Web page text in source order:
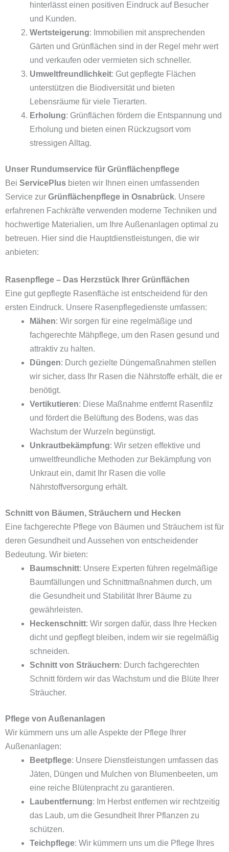
hinterlässt einen positiven Eindruck auf Besucher
und Kunden.
Wertsteigerung: Immobilien mit ansprechenden
Gärten und Grünflächen sind in der Regel mehr wert
und verkaufen oder vermieten sich schneller.
Umweltfreundlichkeit: Gut gepflegte Flächen
unterstützen die Biodiversität und bieten
Lebensräume für viele Tierarten.
Erholung: Grünflächen fördern die Entspannung und
Erholung und bieten einen Rückzugsort vom
stressigen Alltag.
Unser Rundumservice für Grünflächenpflege
Bei ServicePlus bieten wir Ihnen einen umfassenden
Service zur Grünflächenpflege in Osnabrück. Unsere
erfahrenen Fachkräfte verwenden moderne Techniken und
hochwertige Materialien, um Ihre Außenanlagen optimal zu
betreuen. Hier sind die Hauptdienstleistungen, die wir
anbieten:
Rasenpflege – Das Herzstück Ihrer Grünflächen
Eine gut gepflegte Rasenfläche ist entscheidend für den
ersten Eindruck. Unsere Rasenpflegedienste umfassen:
Mähen: Wir sorgen für eine regelmäßige und
fachgerechte Mähpflege, um den Rasen gesund und
attraktiv zu halten.
Düngen: Durch gezielte Düngemaßnahmen stellen
wir sicher, dass Ihr Rasen die Nährstoffe erhält, die er
benötigt.
Vertikutieren: Diese Maßnahme entfernt Rasenfilz
und fördert die Belüftung des Bodens, was das
Wachstum der Wurzeln begünstigt.
Unkrautbekämpfung: Wir setzen effektive und
umweltfreundliche Methoden zur Bekämpfung von
Unkraut ein, damit Ihr Rasen die volle
Nährstoffversorgung erhält.
Schnitt von Bäumen, Sträuchern und Hecken
Eine fachgerechte Pflege von Bäumen und Sträuchern ist für
deren Gesundheit und Aussehen von entscheidender
Bedeutung. Wir bieten:
Baumschnitt: Unsere Experten führen regelmäßige
Baumfällungen und Schnittmaßnahmen durch, um
die Gesundheit und Stabilität Ihrer Bäume zu
gewährleisten.
Heckenschnitt: Wir sorgen dafür, dass Ihre Hecken
dicht und gepflegt bleiben, indem wir sie regelmäßig
schneiden.
Schnitt von Sträuchern: Durch fachgerechten
Schnitt fördern wir das Wachstum und die Blüte Ihrer
Sträucher.
Pflege von Außenanlagen
Wir kümmern uns um alle Aspekte der Pflege Ihrer
Außenanlagen:
Beetpflege: Unsere Dienstleistungen umfassen das
Jäten, Düngen und Mulchen von Blumenbeeten, um
eine reiche Blütenpracht zu garantieren.
Laubentfernung: Im Herbst entfernen wir rechtzeitig
das Laub, um die Gesundheit Ihrer Pflanzen zu
schützen.
Teichpflege: Wir kümmern uns um die Pflege Ihres